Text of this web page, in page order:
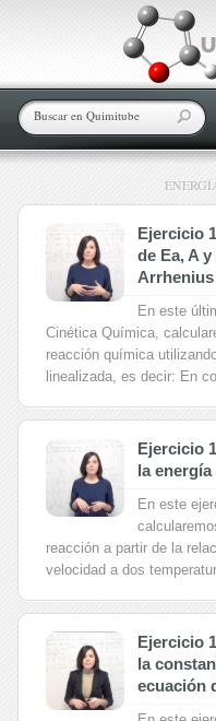
Ejercicio
de Ea, A
Arrhenius
En este
Cinética Química,
reacción química
linealizada, es decir: En
Ejercicio
la
En este
reacción a partir de la
velocidad a dos
Ejercicio
la
ecuación